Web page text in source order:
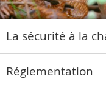
La sécurité à la
Réglementation